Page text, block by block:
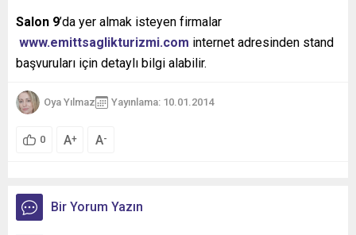
Salon 9’da yer almak isteyen firmalar
www.emittsaglikturizmi.com internet adresinden stand
başvuruları için detaylı bilgi alabilir.
Oya Yılmaz Yayınlama: 10.01.2014
0 A+ A-
Bir Yorum Yazın